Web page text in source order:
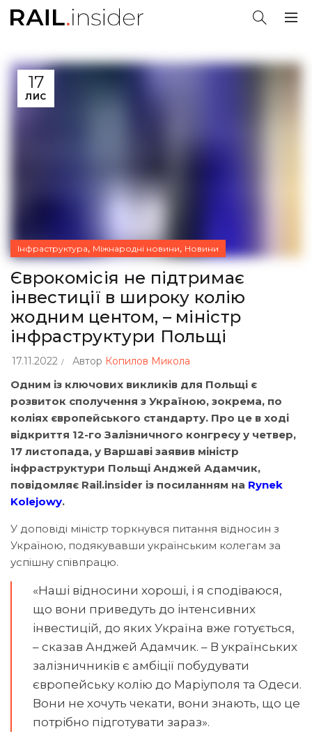
17
ЛИС
Інфраструктура, Міжнародні новини, Новини
Єврокомісія не підтримає
інвестиції в широку колію
жодним центом, – міністр
інфраструктури Польщі
17.11.2022 Автор Копилов Микола
Одним із ключових викликів для Польщі є
розвиток сполучення з Україною, зокрема, по
коліях європейського стандарту. Про це в ході
відкриття 12-го Залізничного конгресу у четвер,
17 листопада, у Варшаві заявив міністр
інфраструктури Польщі Анджей Адамчик,
повідомляє Rail.insider із посиланням на Rynek
Kolejowy.
У доповіді міністр торкнувся питання відносин з
Україною, подякувавши українським колегам за
успішну співпрацю.
«Наші відносини хороші, і я сподіваюся,
що вони приведуть до інтенсивних
інвестицій, до яких Україна вже готується,
– сказав Анджей Адамчик. – В українських
залізничників є амбіції побудувати
європейську колію до Маріуполя та Одеси.
Вони не хочуть чекати, вони знають, що це
потрібно підготувати зараз».